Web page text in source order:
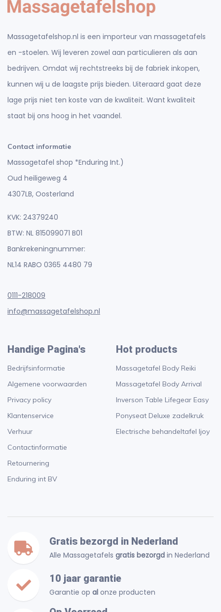
Massagetafelshop.nl is een importeur van massagetafels
en -stoelen. Wij leveren zowel aan particulieren als aan
bedrijven. Omdat wij rechtstreeks bij de fabriek inkopen,
kunnen wij u de laagste prijs bieden. Uiteraard gaat deze
lage prijs niet ten koste van de kwaliteit. Want kwaliteit
staat bij ons hoog in het vaandel.
Contact informatie
Massagetafel shop *Enduring Int.)
Oud heiligeweg 4
4307LB, Oosterland
KVK: 24379240
BTW: NL 815099071 B01
Bankrekeningnummer:
NL14 RABO 0365 4480 79
0111-218009
info@massagetafelshop.nl
Handige Pagina's
Bedrijfsinformatie
Algemene voorwaarden
Privacy policy
Klantenservice
Verhuur
Contactinformatie
Retournering
Enduring int BV
Hot products
Massagetafel Body Reiki
Massagetafel Body Arrival
Inverson Table Lifegear Easy
Ponyseat Deluxe zadelkruk
Electrische behandeltafel Ijoy
Gratis bezorgd in Nederland
Alle Massagetafels gratis bezorgd in Nederland
10 jaar garantie
Garantie op al onze producten